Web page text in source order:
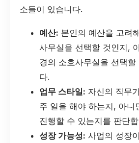
소들이 있습니다.
예산: 본인의 예산을 고려
사무실을 선택할 것인지,
경의 소호사무실을 선택할
다.
업무 스타일: 자신의 직무
주 일을 해야 하는지, 아니
진행할 수 있는지를 판단
성장 가능성: 사업의 성장